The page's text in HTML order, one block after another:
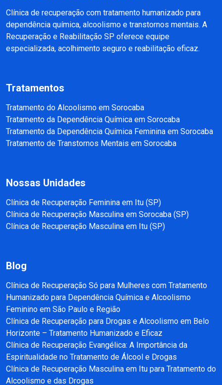
Clínica de recuperação com tratamento humanizado para
dependência química, alcoolismo e transtornos mentais. A
Recuperação e Reabilitação SP oferece equipe
especializada, acolhimento seguro e reabilitação eficaz.
Tratamentos
Tratamento do Alcoolismo em Sorocaba
Tratamento da Dependência Química em Sorocaba
Tratamento da Dependência Química Feminina em Sorocaba
Tratamento de Transtornos Mentais em Sorocaba
Nossas Unidades
Clínica de Recuperação Feminina em Itu (SP)
Clínica de Recuperação Masculina em Sorocaba (SP)
Clínica de Recuperação Masculina em Itu (SP)
Blog
Clínica de Recuperação Só para Mulheres com Tratamento
Humanizado para Dependência Química e Alcoolismo
Feminino em São Paulo e Região
Clínica de Recuperação para Drogas e Alcoolismo em Belo
Horizonte – Tratamento Humanizado e Eficaz
Clínica de Recuperação Evangélica: A Importância da
Espiritualidade no Tratamento de Álcool e Drogas
Clínica de Recuperação Masculina em Itu para Tratamento do
Alcoolismo e das Drogas